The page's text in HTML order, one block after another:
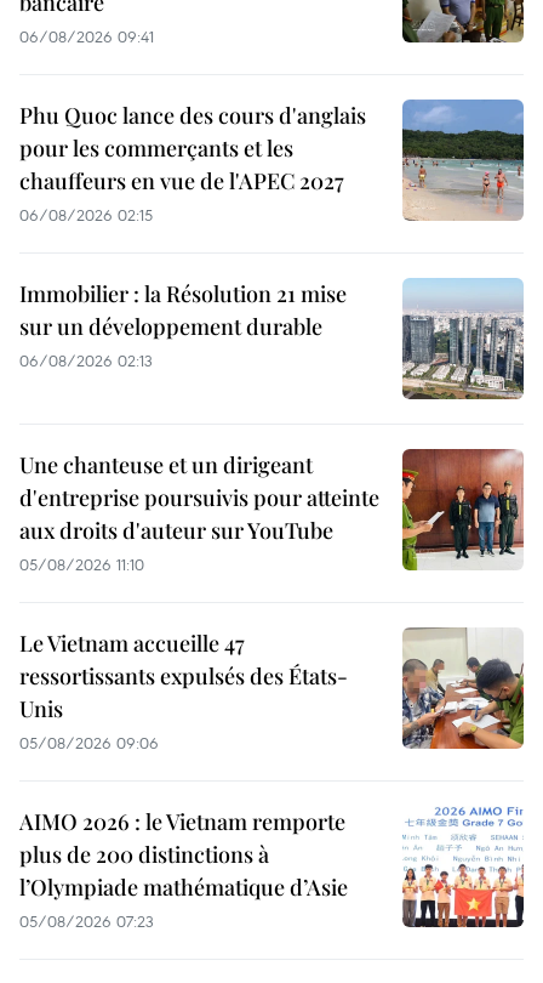
06/08/2026 09:41
Phu Quoc lance des cours d'anglais
pour les commerçants et les
chauffeurs en vue de l'APEC 2027
06/08/2026 02:15
Immobilier : la Résolution 21 mise
sur un développement durable
06/08/2026 02:13
Une chanteuse et un dirigeant
d'entreprise poursuivis pour atteinte
aux droits d'auteur sur YouTube
05/08/2026 11:10
Le Vietnam accueille 47
ressortissants expulsés des États-
Unis
05/08/2026 09:06
AIMO 2026 : le Vietnam remporte
plus de 200 distinctions à
l’Olympiade mathématique d’Asie
05/08/2026 07:23